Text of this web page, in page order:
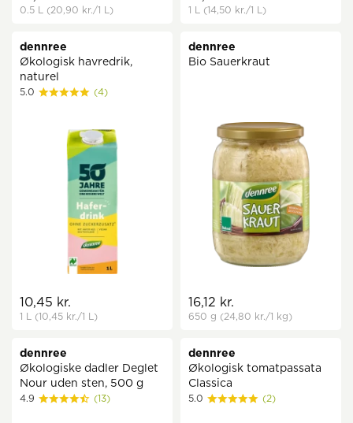
0.5 L (20,90 kr./1 L) 1 L (14,50 kr./1 L)
dennree
Økologisk havredrik,
naturel
5.0 (4)
10,45 kr.
1 L (10,45 kr./1 L)
dennree
Bio Sauerkraut
16,12 kr.
650 g (24,80 kr./1 kg)
dennree
Økologiske dadler Deglet
Nour uden sten, 500 g
4.9 (13)
dennree
Økologisk tomatpassata
Classica
5.0 (2)